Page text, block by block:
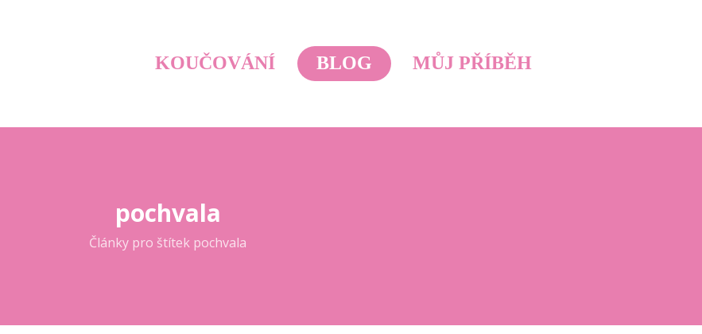
KOUČOVÁNÍ BLOG MŮJ PŘÍBĚH
pochvala
Články pro štítek pochvala